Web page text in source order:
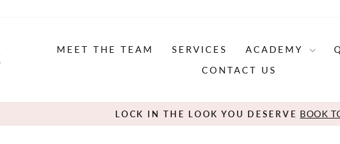
MEET THE TEAM SERVICES ACADEMY
CONTACT US
Pause
LOCK IN THE LOOK YOU DESERVE BOOK